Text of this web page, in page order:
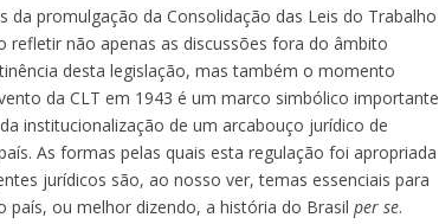
promulgação da Consolidação das Leis do Trabalho
refletir não apenas as discussões fora do âmbito
desta legislação, mas também o momento
da CLT em 1943 é um marco simbólico importante
institucionalização de um arcabouço jurídico de
As formas pelas quais esta regulação foi apropriada
jurídicos são, ao nosso ver, temas essenciais para
ou melhor dizendo, a história do Brasil per se.